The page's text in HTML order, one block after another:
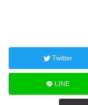
Twitter
LINE